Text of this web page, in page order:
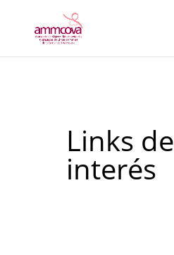
Links de
interés